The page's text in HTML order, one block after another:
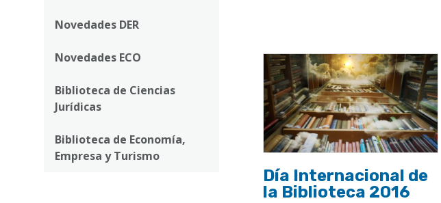
ayuda
navegación
Novedades DER
Novedades ECO
Biblioteca de Ciencias
Jurídicas
Biblioteca de Economía,
Empresa y Turismo
Día Internacional de
la Biblioteca 2016